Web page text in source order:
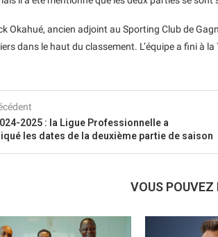
Okahué, ancien adjoint au Sporting Club de
dans le haut du classement. L’équipe a fini à la
2025 : la Ligue Professionnelle a
les dates de la deuxième partie de saison
VOUS